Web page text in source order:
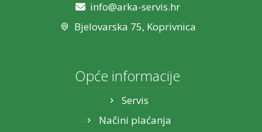
info@arka-servis.hr
Bjelovarska 75, Koprivnica
Opće informacije
Servis
Načini plaćanja